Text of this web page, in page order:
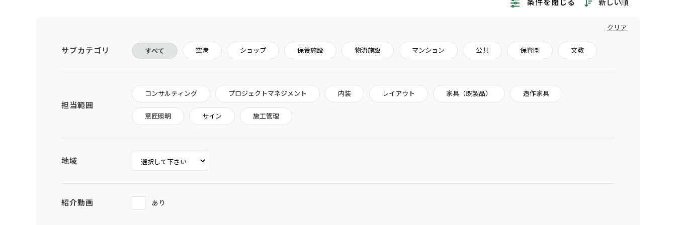
条件を閉じる 新しい順
クリア
サブカテゴリ すべて 空港 ショップ 保養施設 物流施設 マンション 公共 保育園 文教
担当範囲
コンサルティング プロジェクトマネジメント 内装 レイアウト 家具（既製品） 造作家具
意匠照明 サイン 施工管理
地域
紹介動画 あり